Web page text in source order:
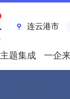
连云港市
主题集成 一企